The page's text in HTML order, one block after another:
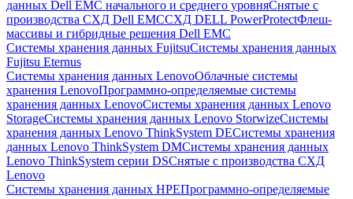
данных Dell EMC начального и среднего уровняСнятые с
производства СХД Dell EMCСХД DELL PowerProtectФлеш-
массивы и гибридные решения Dell EMC
Системы хранения данных FujitsuСистемы хранения данных
Fujitsu Eternus
Системы хранения данных LenovoОблачные системы
хранения LenovoПрограммно-определяемые системы
хранения данных LenovoСистемы хранения данных Lenovo
StorageСистемы хранения данных Lenovo StorwizeСистемы
хранения данных Lenovo ThinkSystem DEСистемы хранения
данных Lenovo ThinkSystem DMСистемы хранения данных
Lenovo ThinkSystem серии DSСнятые с производства СХД
Lenovo
Системы хранения данных HPEПрограммно-определяемые